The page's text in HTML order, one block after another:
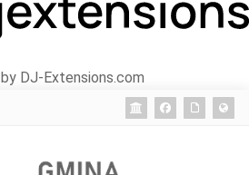
by DJ-Extensions.com